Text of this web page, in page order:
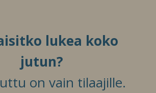
lukea koko
jutun?
on vain tilaajille.